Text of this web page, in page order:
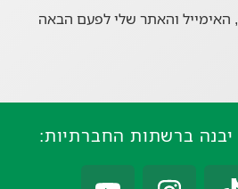
והאתר שלי לפעם הבאה
יבנה ברשתות החברתיות: